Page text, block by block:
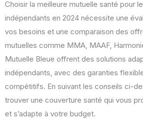
Choisir la meilleure mutuelle santé pour
indépendants en 2024 nécessite une
vos besoins et une comparaison des
mutuelles comme MMA, MAAF,
Mutuelle Bleue offrent des solutions
indépendants, avec des garanties
compétitifs. En suivant les conseils ci-
trouver une couverture santé qui vous
et s’adapte à votre budget.